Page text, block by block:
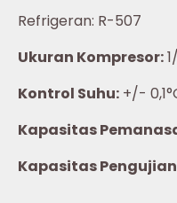
Refrigeran: R-507
Ukuran Kompresor:
Kontrol Suhu: +/-
Kapasitas
Kapasitas